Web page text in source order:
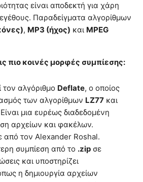
είναι αποδεκτή για χάρη
Παραδείγματα αλγορίθμων
, MP3 (ήχος) και MPEG
πιο κοινές μορφές συμπίεσης:
τον αλγόριθμο Deflate, ο οποίος
των αλγορίθμων LZ77 και
μια ευρέως διαδεδομένη
αρχείων και φακέλων.
από τον Alexander Roshal.
συμπίεση από το .zip σε
και υποστηρίζει
η δημιουργία αρχείων